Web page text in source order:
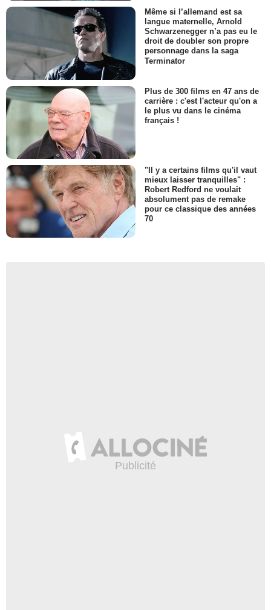
Même si l’allemand est sa
langue maternelle, Arnold
Schwarzenegger n’a pas eu le
droit de doubler son propre
personnage dans la saga
Terminator
Plus de 300 films en 47 ans de
carrière : c'est l'acteur qu'on a
le plus vu dans le cinéma
français !
"Il y a certains films qu'il vaut
mieux laisser tranquilles" :
Robert Redford ne voulait
absolument pas de remake
pour ce classique des années
70